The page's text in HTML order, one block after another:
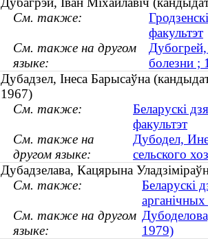
См. также:
факультэт
См. также на другом
языке:
болезни
Дубадзел, Інеса Барысаўна
1967)
См. также:
Беларускі
факультэт
См. также на
другом языке:
Дубодел,
сельского
Дубадзелава, Кацярына
См. также:
Беларускі
См. также на другом
языке:
1979)